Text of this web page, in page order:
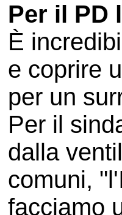
Per il PD
È
e coprire
per un
Per il
dalla
comuni,
facciamo